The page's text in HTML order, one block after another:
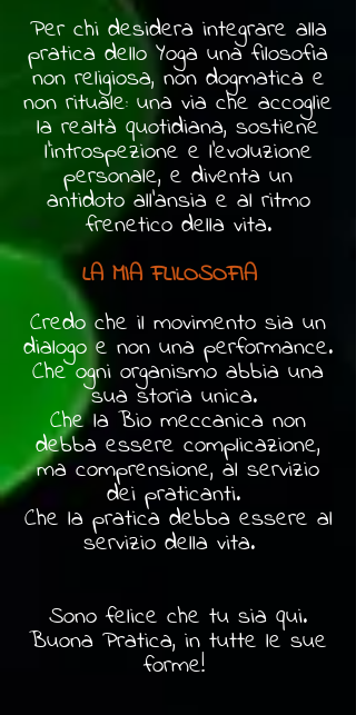
Per chi desidera integrare alla
pratica dello Yoga una filosofia
non religiosa, non dogmatica e
non rituale: una via che accoglie
la realtà quotidiana, sostiene
l'introspezione e l'evoluzione
personale, e diventa un
antidoto all'ansia e al ritmo
frenetico della vita.
LA MIA FLILOSOFIA
Credo che il movimento sia un
dialogo e non una performance.
Che ogni organismo abbia una
sua storia unica.
Che la Bio meccanica non
debba essere complicazione,
ma comprensione, al servizio
dei praticanti.
Che la pratica debba essere al
servizio della vita.
Sono felice che tu sia qui.
Buona Pratica, in tutte le sue
forme!